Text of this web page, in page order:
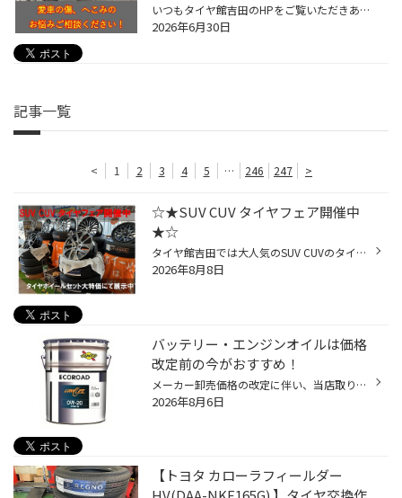
いつもタイヤ館吉田のHPをご覧いただきありがとうございます！ 今回は、愛車のキズ・へこみでお悩みの方へお知らせです。 「飛び石でへこんじゃった・・・泣」 「うっかりしてこすっちゃった・・・Σ（・□・；）」 愛車を傷つけちゃうとショックですよね。 でも、「板金ってどこに頼んだらいいの？」...
2026年6月30日
記事一覧
< 1 2 3 4 5 … 246 247 >
☆★SUV CUV タイヤフェア開催中
★☆
タイヤ館吉田では大人気のSUV CUVのタイヤフェアを開催中です。 タイヤホイールセットを大特価で展示しております。 一部ホイールの画像をアップしますのでご覧ください！！ 今ご成約頂くと高級ティッシュもプレゼントいたします！！
2026年8月8日
バッテリー・エンジンオイルは価格
改定前の今がおすすめ！
メーカー卸売価格の改定に伴い、当店取り扱いの一部のバッテリー・エンジンオイルの価格改定を 9/1より随時実施させていただきます。 現状の価格改定前の価格での対応については、各製品の値上がり前日までの作業実施が対象となっております。 夏休みでお出かけ予定の方や車検に向けて、そろそろ交...
2026年8月6日
【トヨタ カローラフィールダー